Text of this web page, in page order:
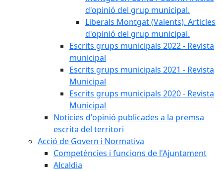
d'opinió del grup municipal.
Liberals Montgat (Valents). Articles
d'opinió del grup municipal.
Escrits grups municipals 2022 - Revista
municipal
Escrits grups municipals 2021 - Revista
Municipal
Escrits grups municipals 2020 - Revista
Municipal
Notícies d'opinió publicades a la premsa
escrita del territori
Acció de Govern i Normativa
Competències i funcions de l'Ajuntament
Alcaldia